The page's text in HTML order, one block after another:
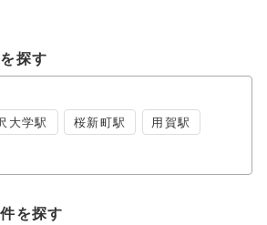
探す
大学駅 桜新町駅 用賀駅
を探す